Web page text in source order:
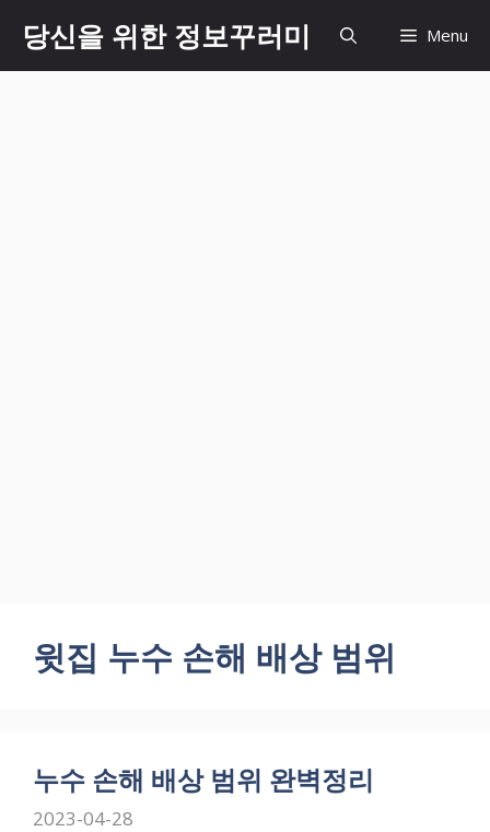
content
당신을 위한 정보꾸러미 Menu
윗집 누수 손해 배상 범위
누수 손해 배상 범위 완벽정리
2023-04-28